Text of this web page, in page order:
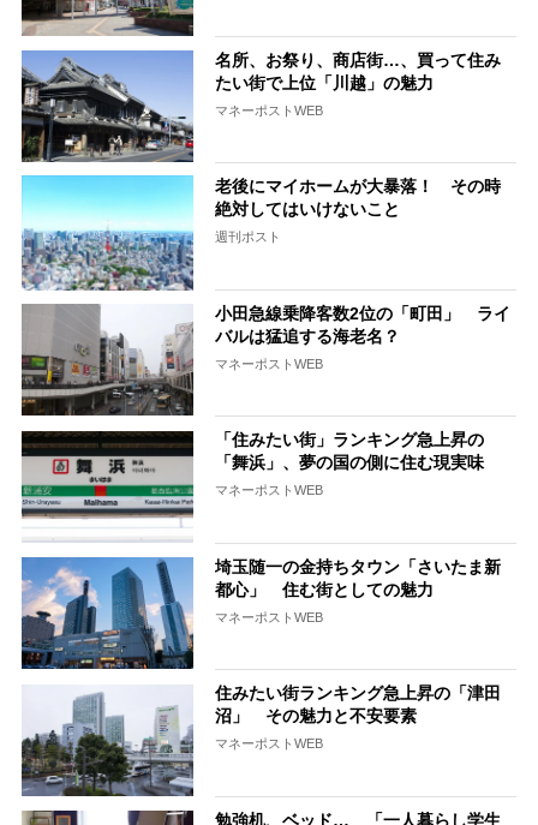
名所、お祭り、商店街…、買って住み
たい街で上位「川越」の魅力
マネーポストWEB
老後にマイホームが大暴落！ その時
絶対してはいけないこと
週刊ポスト
小田急線乗降客数2位の「町田」 ライ
バルは猛追する海老名？
マネーポストWEB
「住みたい街」ランキング急上昇の
「舞浜」、夢の国の側に住む現実味
マネーポストWEB
埼玉随一の金持ちタウン「さいたま新
都心」 住む街としての魅力
マネーポストWEB
住みたい街ランキング急上昇の「津田
沼」 その魅力と不安要素
マネーポストWEB
勉強机、ベッド… 「一人暮らし学生